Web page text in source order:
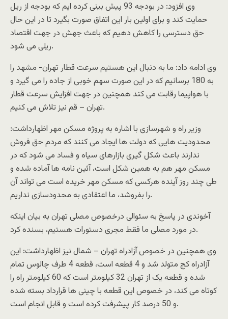
وی افزود: در بودجه 93 پیش بینی کرده ایم که بودجه از ریل
حمایت کند و برای اولین بار این اتفاق صورت بگیرد تا در این حال
حق دسترسی را کاهش دهیم که باعث جهش در جهت اقتصاد
ریلی می شود.
وی ادامه داد: ما به دنبال این هستیم سرعت قطار تهران- مشهد را
به 180 برسانیم که در این صورت سهم خوبی از جاده را می گیرد و
با هواپیما رقابت می کند همچنین در جهت افزایش سرعت قطار
تهران – قم نیز تلاش می کنیم.
وزیر راه و شهرسازی با اشاره به پروژه مسکن مهر اظهارداشت:
محدودیت هایی که دولت ها ایجاد می کنند که مردم حق فروش
ندارند باعث شکل گیری بازارهای سیاه و فساد می شود که در
مسکن مهر هم به همین شکل است، آئین نامه ها آماده شده و
طی چند روز آینده هرکسی که مسکن مهر خریده است می تواند آن
را بفروشد، ما اعتقادی به محدودسازی نداریم.
آخوندی در پاسخ به سئوالی درخصوص مصلی تهران به بیان اینکه
در مورد مصلی ما فقط مجری دستورات هستیم، بسنده کرد.
وی همچنین در خصوص آزادراه تهران – شمال نیز اظهارداشت: این
آزادراه کج متولد شد و 4 قطعه است، قطعه 4 طرف چالوس تمام
شده و قطعه یک از تهران 32 کیلومتر است که 60 کیلومتر راه را
کوتاه می کند، در خصوص این قطعه با چینی ها قرارداد بسته شده
و 50 درصد کار پیشرفت کرده است و قابل انجام است.